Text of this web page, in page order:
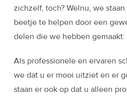
zichzelf, toch? Welnu, we
beetje te helpen door een
delen die we hebben
Als professionele en ervaren
we dat u er mooi uitziet en er
staan ​​er ook op dat u alleen